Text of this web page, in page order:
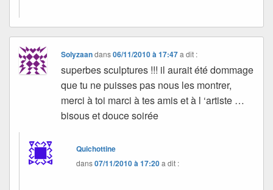
Solyzaandans06/11/2010 à 17:47 a dit :
superbes sculptures !!! il aurait été dommage
que tu ne puisses pas nous les montrer,
merci à toi marci à tes amis et à l ‘artiste …
bisous et douce soirée
Quichottine
dans07/11/2010 à 17:20a dit :